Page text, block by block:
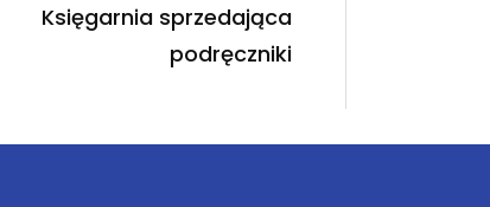
Księgarnia sprzedająca
podręczniki